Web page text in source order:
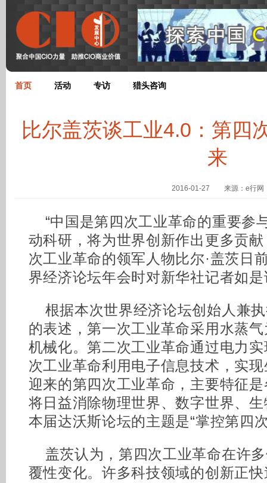
首页 活动 专访 猎头咨询
比尔盖茨谈工业4.0：第四
来
2016-01-27 来源：e行网
“中国是第四次工业革命的重要参
动科研，将为世界创新作出更多贡
次工业革命的领军人物比尔·盖茨日
界经济论坛年会时对新华社记者如
根据本次世界经济论坛创始人兼
的表述，第一次工业革命采用水蒸
机械化。第二次工业革命通过电力
次工业革命利用电子信息技术，实
迎来的第四次工业革命，主要特征
将日益消除物理世界、数字世界、
本届达沃斯论坛的主题是“掌控第四
盖茨认为，第四次工业革命在许
覆性变化。许多科技领域的创新正